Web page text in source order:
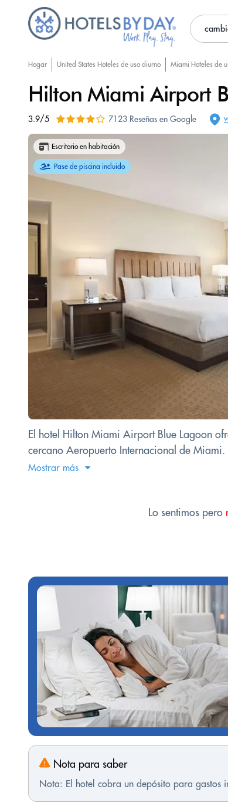
Hogar United States Hoteles de uso diurno Miami Hoteles de
Hilton Miami Airport
3.9/5 7123 Reseñas en Google
Escritorio en habitación
Pase de piscina incluido
El hotel Hilton Miami Airport Blue Lagoon
cercano Aeropuerto Internacional de
Mostrar más
Lo sentimos pero
Nota para saber
Nota: El hotel cobra un depósito para gastos